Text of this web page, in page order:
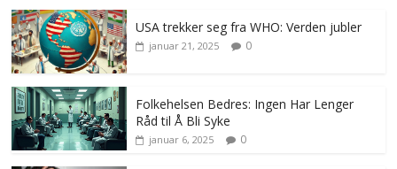
USA trekker seg fra WHO: Verden jubler
januar 21, 2025 0
Folkehelsen Bedres: Ingen Har Lenger
Råd til Å Bli Syke
januar 6, 2025 0